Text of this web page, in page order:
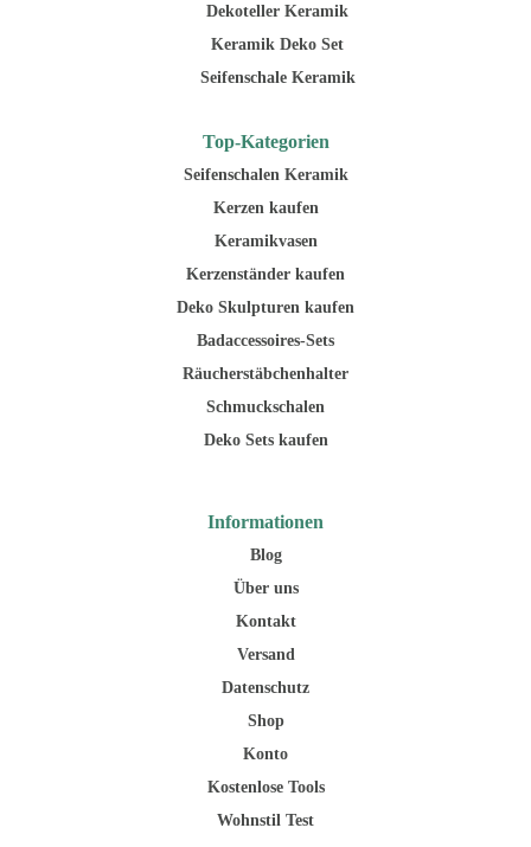
Dekoteller Keramik
Keramik Deko Set
Seifenschale Keramik
Top-Kategorien
Seifenschalen Keramik
Kerzen kaufen
Keramikvasen
Kerzenständer kaufen
Deko Skulpturen kaufen
Badaccessoires-Sets
Räucherstäbchenhalter
Schmuckschalen
Deko Sets kaufen
Informationen
Blog
Über uns
Kontakt
Versand
Datenschutz
Shop
Konto
Kostenlose Tools
Wohnstil Test